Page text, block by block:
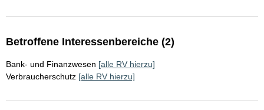
Betroffene Interessenbereiche (2)
Bank- und Finanzwesen [alle RV hierzu]
Verbraucherschutz [alle RV hierzu]